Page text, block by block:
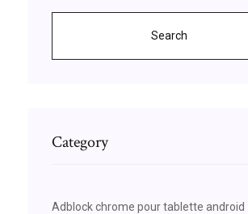
Search
Category
Adblock chrome pour tablette android